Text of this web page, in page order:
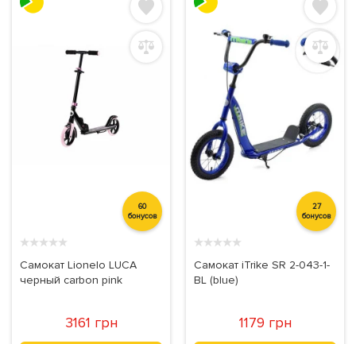
60
бонусов
★★★★★
Самокат Lionelo LUCA
черный carbon pink
3161 грн
27
бонусов
★★★★★
Самокат iTrike SR 2-043-1-
BL (blue)
1179 грн